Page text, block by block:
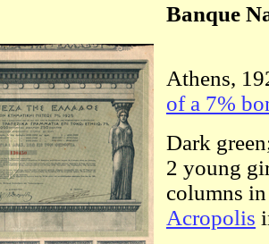
Banque
Athens,
of a 7%
Dark
2 young
columns
Acropolis